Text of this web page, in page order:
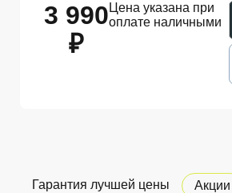
3 990
₽
Цена указана при
оплате наличными
Гарантия лучшей цены Акции